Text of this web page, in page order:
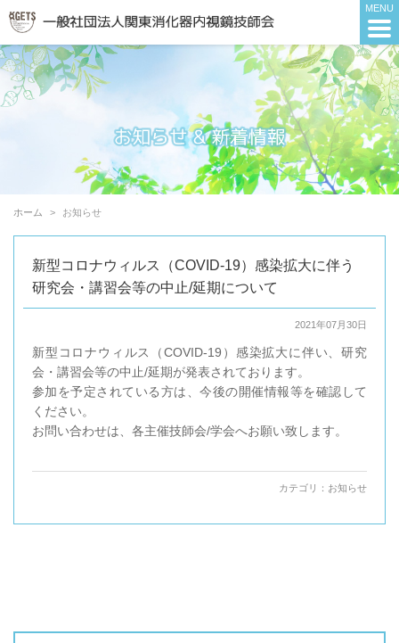
ホーム お知らせ
新型コロナウィルス（COVID-19）感染拡大に伴う
研究会・講習会等の中止/延期について
2021年07月30日
新型コロナウィルス（COVID-19）感染拡大に伴い、研究
会・講習会等の中止/延期が発表されております。
参加を予定されている方は、今後の開催情報等を確認して
ください。
お問い合わせは、各主催技師会/学会へお願い致します。
カテゴリ： お知らせ